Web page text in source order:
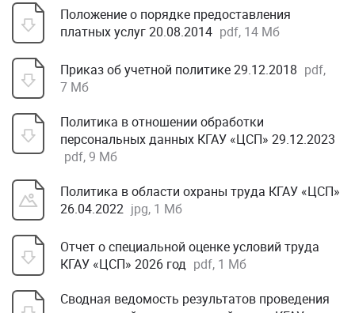
Положение о порядке предоставления
платных услуг 20.08.2014 pdf, 14 Мб
Приказ об учетной политике 29.12.2018 pdf,
7 Мб
Политика в отношении обработки
персональных данных КГАУ «ЦСП» 29.12.2023
pdf, 9 Мб
Политика в области охраны труда КГАУ «ЦСП»
26.04.2022 jpg, 1 Мб
Отчет о специальной оценке условий труда
КГАУ «ЦСП» 2026 год pdf, 1 Мб
Сводная ведомость результатов проведения